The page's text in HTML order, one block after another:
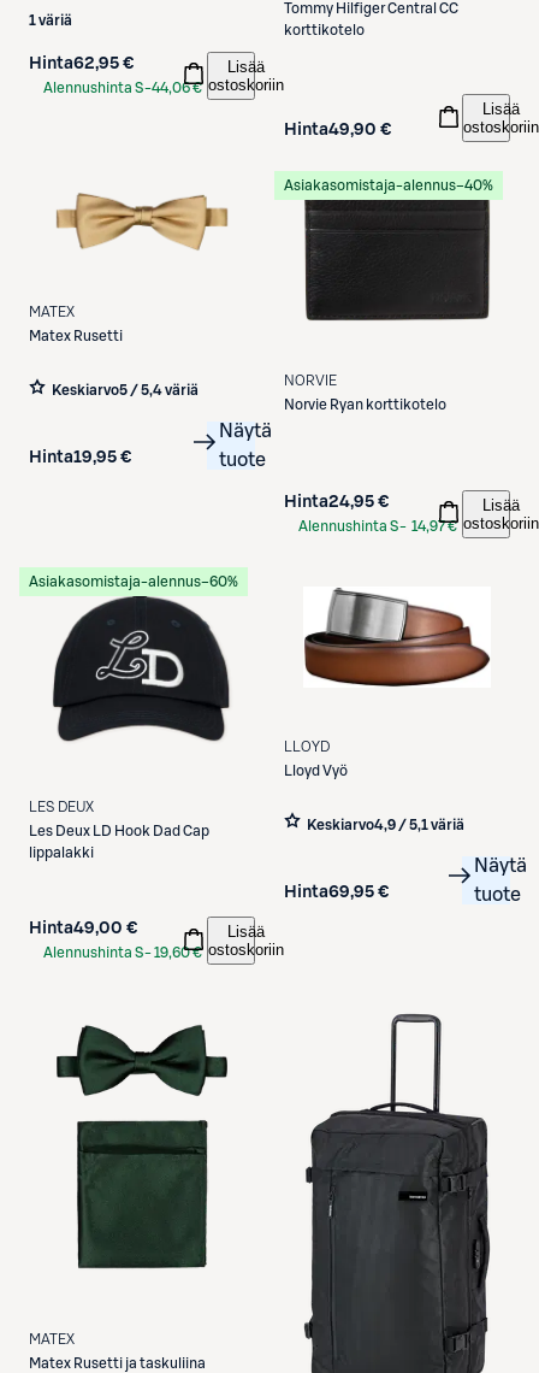
1 väriä
Hinta62,95 €
Alennushinta S-44,06 €
Lisää
ostoskoriin
Tommy HilfigerCentral CC
korttikotelo
Hinta49,90 €
Lisää
ostoskoriin
MATEX
Matex Rusetti
Keskiarvo5 / 5,4 väriä
Hinta19,95 €
Näytä
tuote
Asiakasomistaja-alennus−40%
NORVIE
Norvie Ryan korttikotelo
Hinta24,95 €
Alennushinta S- 14,97 €
Lisää
ostoskoriin
Asiakasomistaja-alennus−60%
LES DEUX
Les Deux
LD Hook Dad Cap
lippalakki
Hinta49,00 €
Alennushinta S-19,60 €
Lisää
ostoskoriin
LLOYD
Lloyd Vyö
Keskiarvo4,9 / 5,1 väriä
Hinta69,95 €
Näytä
tuote
MATEX
Matex Rusetti ja taskuliina